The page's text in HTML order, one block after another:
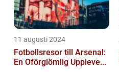
11 augusti 2024
Fotbollsresor till Arsenal:
En Oförglömlig Uppleve...